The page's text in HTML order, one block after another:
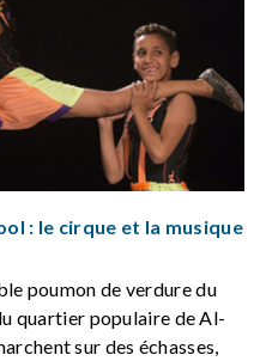
: le cirque et la musique
poumon de verdure du
quartier populaire de Al-
sur des échasses,